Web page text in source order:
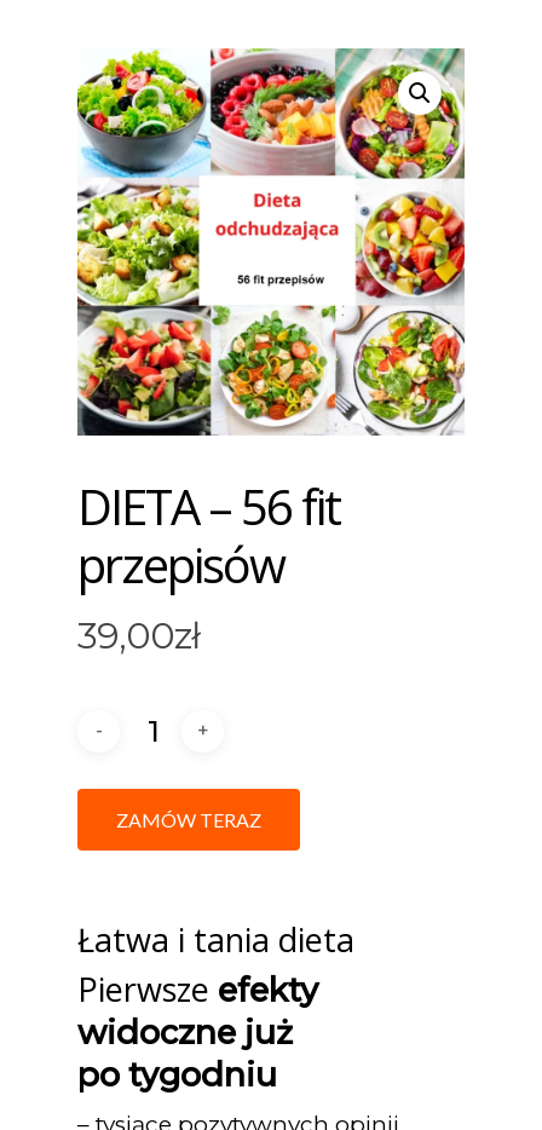
DIETA – 56 fit
przepisów
39,00zł
ZAMÓW TERAZ
Łatwa i tania dieta
Pierwsze efekty
widoczne już
po tygodniu
– tysiące pozytywnych opinii